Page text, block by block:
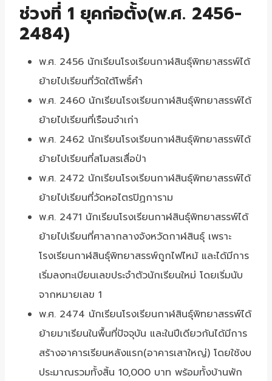
ช่วงที่ 1 ยุคก่อตั้ง(พ.ศ. 2456-
2484)
พ.ศ. 2456 นักเรียนโรงเรียนกาฬสินธุ์พิทยาสรรพ์ได้
ย้ายไปเรียนที่วัดใต้โพธิ์คำ
พ.ศ. 2460 นักเรียนโรงเรียนกาฬสินธุ์พิทยาสรรพ์ได้
ย้ายไปเรียนที่เรือนจำเก่า
พ.ศ. 2462 นักเรียนโรงเรียนกาฬสินธุ์พิทยาสรรพ์ได้
ย้ายไปเรียนที่สโมสรเสื่อป่า
พ.ศ. 2472 นักเรียนโรงเรียนกาฬสินธุ์พิทยาสรรพ์ได้
ย้ายไปเรียนที่วัดหอไตรปิฏการาม
พ.ศ. 2471 นักเรียนโรงเรียนกาฬสินธุ์พิทยาสรรพ์ได้
ย้ายไปเรียนที่ศาลากลางจังหวัดกาฬสินธุ์ เพราะ
โรงเรียนกาฬสินธุ์พิทยาสรรพ์ถูกไฟไหม้ และได้มีการ
เริ่มลงทะเบียนเลขประจำตัวนักเรียนใหม่ โดยเริ่มนับ
จากหมายเลข 1
พ.ศ. 2474 นักเรียนโรงเรียนกาฬสินธุ์พิทยาสรรพ์ได้
ย้ายมาเรียนในพื้นที่ปัจจุบัน และในปีเดียวกันได้มีการ
สร้างอาคารเรียนหลังแรก(อาคารเสาใหญ่) โดยใช้งบ
ประมาณรวมทั้งสิ้น 10,000 บาท พร้อมทั้งบ้านพัก